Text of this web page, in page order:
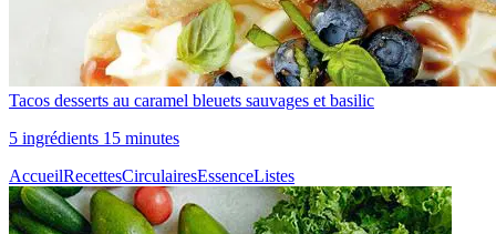
Tacos desserts au caramel bleuets sauvages et basilic
5 ingrédients 15 minutes
AccueilRecettesCirculairesEssenceListes